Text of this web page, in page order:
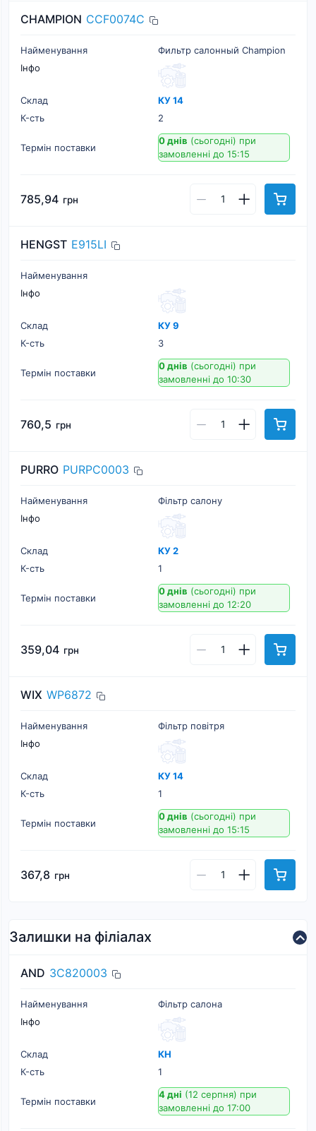
CHAMPION CCF0074C
Найменування
Фильтр салонный Champion
Інфо
Склад
КУ 14
К-cть
2
Термін поставки
0 днів (сьогодні) при
замовленні до 15:15
785,94 грн
HENGST E915LI
Найменування
Інфо
Склад
КУ 9
К-cть
3
Термін поставки
0 днів (сьогодні) при
замовленні до 10:30
760,5 грн
PURRO PURPC0003
Найменування
Фільтр салону
Інфо
Склад
КУ 2
К-cть
1
Термін поставки
0 днів (сьогодні) при
замовленні до 12:20
359,04 грн
WIX WP6872
Найменування
Фільтр повітря
Інфо
Склад
КУ 14
К-cть
1
Термін поставки
0 днів (сьогодні) при
замовленні до 15:15
367,8 грн
Залишки на філіалах
AND 3C820003
Найменування
Фільтр салона
Інфо
Склад
КН
К-cть
1
Термін поставки
4 дні (12 серпня) при
замовленні до 17:00